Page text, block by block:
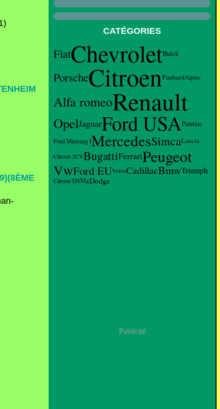
CATÉGORIES
FiatChevroletBuick
PorscheCitroenPanhardAlpine
Alfa romeoRenault
OpelJaguarFord USAPontiac
Ford Mustang IMercedesSimcaLancia
Citroen 2CVBugattiFerrariPeugeot
VwFord EUVolvoCadillacBmwTriumph
Citroen DSMgDodge
Publicité